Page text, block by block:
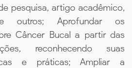
pesquisa, artigo acadêmico,
outros; Aprofundar os
Câncer Bucal a partir das
reconhecendo suas
e práticas; Ampliar a